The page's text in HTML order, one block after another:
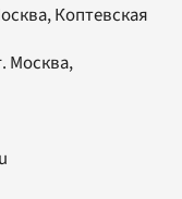
Коптевская
Москва,